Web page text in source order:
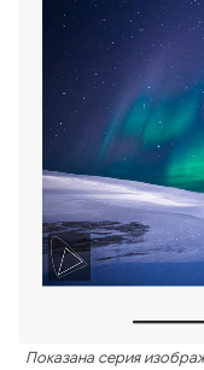
Показана серия